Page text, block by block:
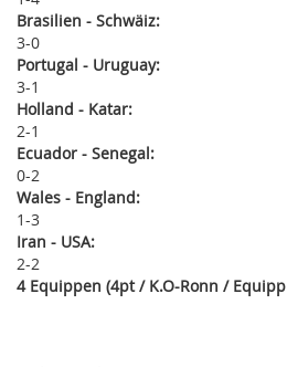
Brasilien - Schwäiz:
3 0
Portugal - Uruguay:
3 1
Holland - Katar:
2 1
Ecuador - Senegal:
0 2
Wales - England:
1 3
Iran - USA:
2 2
4 Equippen (4pt / K.O-Ronn /